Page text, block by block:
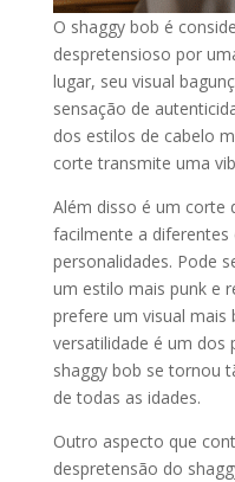
O shaggy bob é
despretensioso por
lugar, seu visual
sensação de
dos estilos de cabelo
corte transmite uma
Além disso é um corte
facilmente a diferentes
personalidades. Pode
um estilo mais punk e
prefere um visual mais
versatilidade é um dos
shaggy bob se tornou
de todas as idades.
Outro aspecto que
despretensão do